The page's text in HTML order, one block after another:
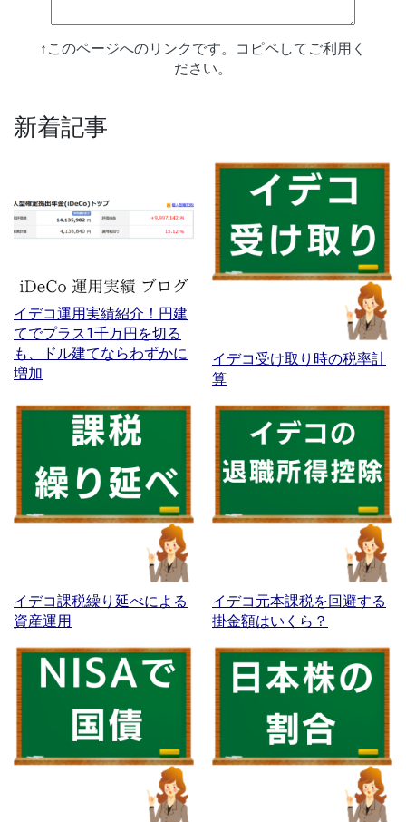
↑このページへのリンクです。コピペしてご利用く
ださい。
新着記事
イデコ運用実績紹介！円建
てでプラス1千万円を切る
も、ドル建てならわずかに
増加
イデコ受け取り時の税率計
算
イデコ課税繰り延べによる
資産運用
イデコ元本課税を回避する
掛金額はいくら？